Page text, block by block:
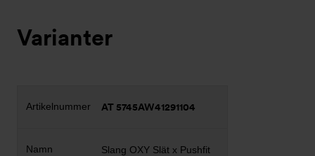
Varianter
AT 5745AW41291104
Slang OXY Slät x Pushfit